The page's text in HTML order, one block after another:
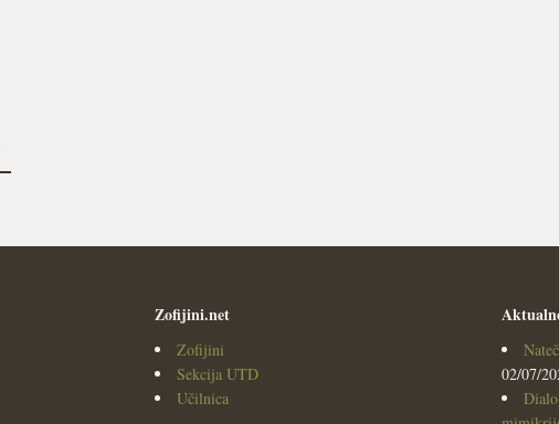
Zofijini.net
Zofijini
Sekcija UTD
Učilnica
02/07/